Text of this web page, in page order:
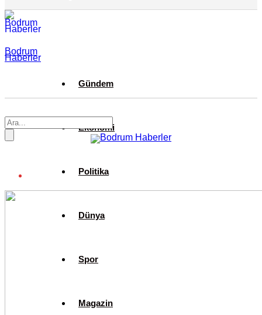
Bodrum
Haberler
Gündem
Ekonomi
Politika
Dünya
Spor
Magazin